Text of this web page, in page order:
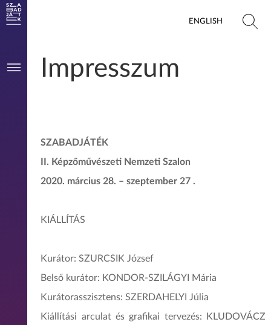
ENGLISH
Impresszum
SZABADJÁTÉK
II. Képzőművészeti Nemzeti Szalon
2020. március 28. – szeptember 27 .
KIÁLLÍTÁS
Kurátor: SZURCSIK József
Belső kurátor: KONDOR-SZILÁGYI Mária
Kurátorasszisztens: SZERDAHELYI Júlia
Kiállítási arculat és grafikai tervezés: KLUDOVÁCZ